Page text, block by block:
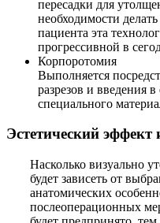
пересадки для
необходимости
пациента эта
прогрессивной в
Корпоротомия
Выполняется
разрезов и введения
специального
Эстетический эффект
Насколько визуально
будет зависеть от
анатомических
послеоперационных